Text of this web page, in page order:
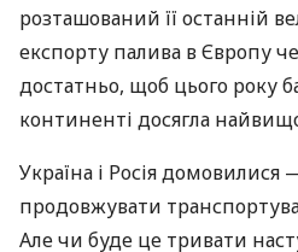
розташований її останній
експорту палива в Європу
достатньо, щоб цього року
континенті досягла
Україна і Росія
продовжувати
Але чи буде це тривати